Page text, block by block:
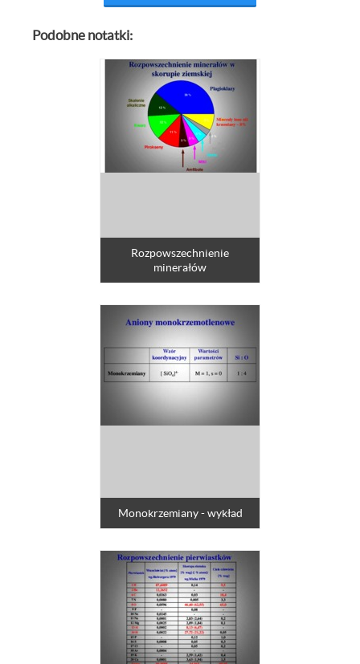
Podobne notatki:
Rozpowszechnienie
minerałów
Monokrzemiany - wykład